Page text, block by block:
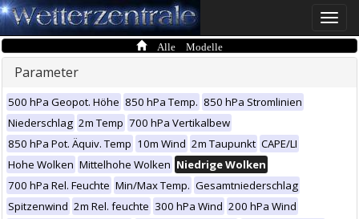
Toggle
Alle Modelle
Parameter
500 hPa Geopot. Höhe 850 hPa Temp. 850 hPa Stromlinien
Niederschlag 2m Temp 700 hPa Vertikalbew
850 hPa Pot. Äquiv. Temp 10m Wind 2m Taupunkt CAPE/LI
Hohe Wolken Mittelhohe Wolken Niedrige Wolken
700 hPa Rel. Feuchte Min/Max Temp. Gesamtniederschlag
Spitzenwind 2m Rel. feuchte 300 hPa Wind 200 hPa Wind